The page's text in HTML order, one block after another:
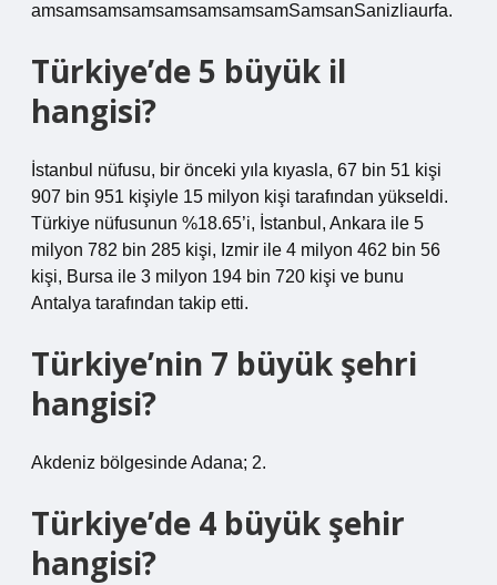
amsamsamsamsamsamsamsamSamsanSanizliaurfa.
Türkiye’de 5 büyük il
hangisi?
İstanbul nüfusu, bir önceki yıla kıyasla, 67 bin 51 kişi
907 bin 951 kişiyle 15 milyon kişi tarafından yükseldi.
Türkiye nüfusunun %18.65’i, İstanbul, Ankara ile 5
milyon 782 bin 285 kişi, Izmir ile 4 milyon 462 bin 56
kişi, Bursa ile 3 milyon 194 bin 720 kişi ve bunu
Antalya tarafından takip etti.
Türkiye’nin 7 büyük şehri
hangisi?
Akdeniz bölgesinde Adana; 2.
Türkiye’de 4 büyük şehir
hangisi?